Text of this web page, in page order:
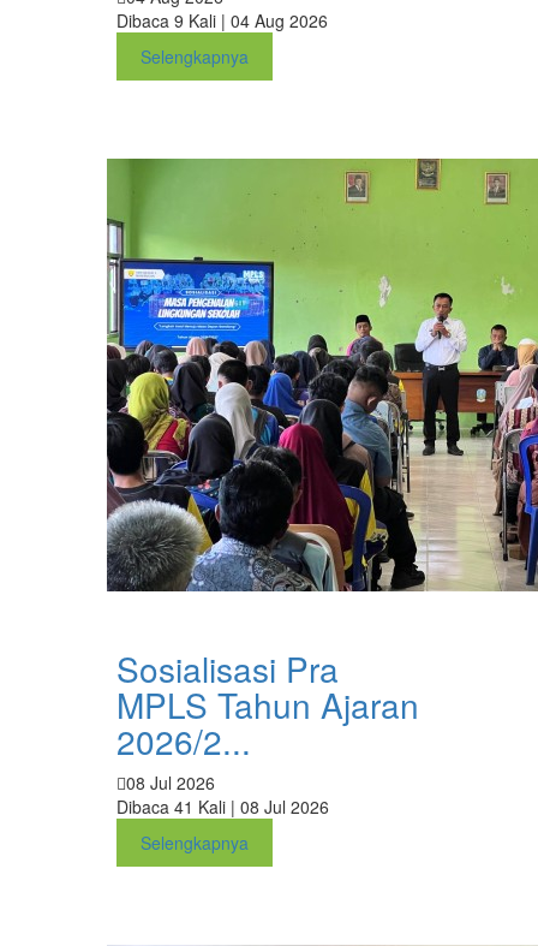
Dibaca 9 Kali | 04 Aug 2026
Selengkapnya
Sosialisasi Pra
MPLS Tahun Ajaran
2026/2...
08 Jul 2026
Dibaca 41 Kali | 08 Jul 2026
Selengkapnya